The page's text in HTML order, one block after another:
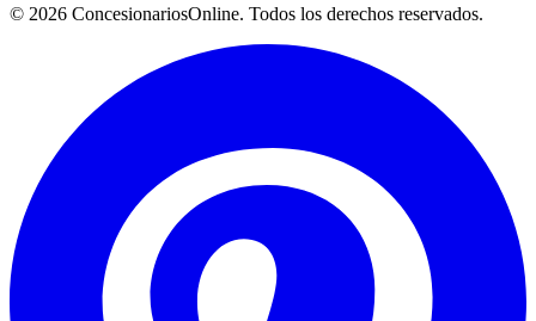
© 2026 ConcesionariosOnline. Todos los derechos reservados.